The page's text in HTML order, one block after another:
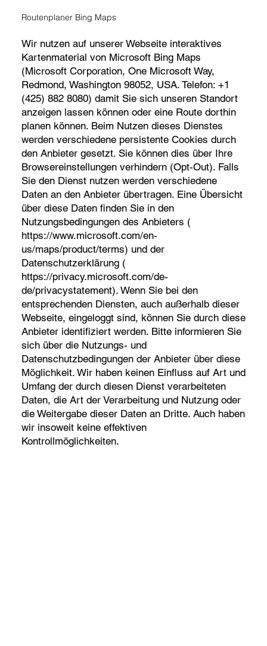
Routenplaner Bing Maps
Wir nutzen auf unserer Webseite interaktives
Kartenmaterial von Microsoft Bing Maps
(Microsoft Corporation, One Microsoft Way,
Redmond, Washington 98052, USA. Telefon: +1
(425) 882 8080) damit Sie sich unseren Standort
anzeigen lassen können oder eine Route dorthin
planen können. Beim Nutzen dieses Dienstes
werden verschiedene persistente Cookies durch
den Anbieter gesetzt. Sie können dies über Ihre
Browsereinstellungen verhindern (Opt-Out). Falls
Sie den Dienst nutzen werden verschiedene
Daten an den Anbieter übertragen. Eine Übersicht
über diese Daten finden Sie in den
Nutzungsbedingungen des Anbieters (
https://www.microsoft.com/en-
us/maps/product/terms) und der
Datenschutzerklärung (
https://privacy.microsoft.com/de-
de/privacystatement). Wenn Sie bei den
entsprechenden Diensten, auch außerhalb dieser
Webseite, eingeloggt sind, können Sie durch diese
Anbieter identifiziert werden. Bitte informieren Sie
sich über die Nutzungs- und
Datenschutzbedingungen der Anbieter über diese
Möglichkeit. Wir haben keinen Einfluss auf Art und
Umfang der durch diesen Dienst verarbeiteten
Daten, die Art der Verarbeitung und Nutzung oder
die Weitergabe dieser Daten an Dritte. Auch haben
wir insoweit keine effektiven
Kontrollmöglichkeiten.